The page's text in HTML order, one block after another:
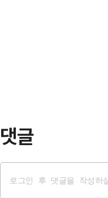
댓글